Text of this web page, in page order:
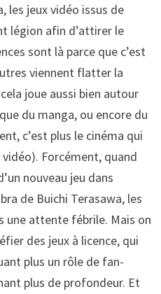
les jeux vidéo issus de
légion afin d’attirer le
sont là parce que c’est
viennent flatter la
joue aussi bien autour
du manga, ou encore du
c’est plus le cinéma qui
vidéo). Forcément, quand
nouveau jeu dans
de Buichi Terasawa, les
une attente fébrile. Mais on
des jeux à licence, qui
plus un rôle de fan-
plus de profondeur. Et